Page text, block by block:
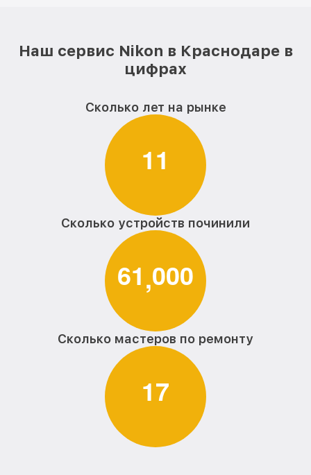
Наш сервис Nikon в Краснодаре в
цифрах
Сколько лет на рынке
11
Сколько устройств починили
61,000
Сколько мастеров по ремонту
17